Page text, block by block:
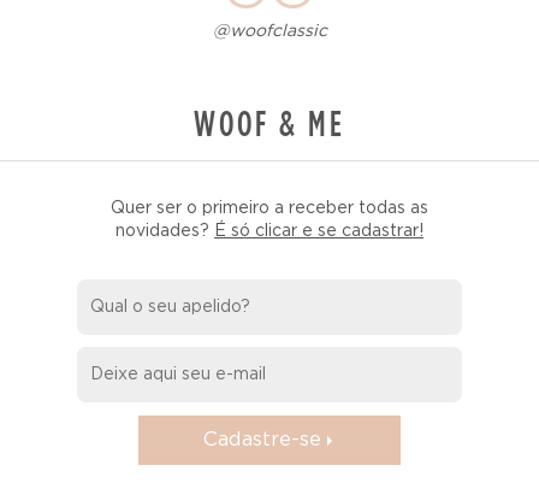
@woofclassic
WOOF & ME
Quer ser o primeiro a receber todas as
novidades? É só clicar e se cadastrar!
Cadastre-se